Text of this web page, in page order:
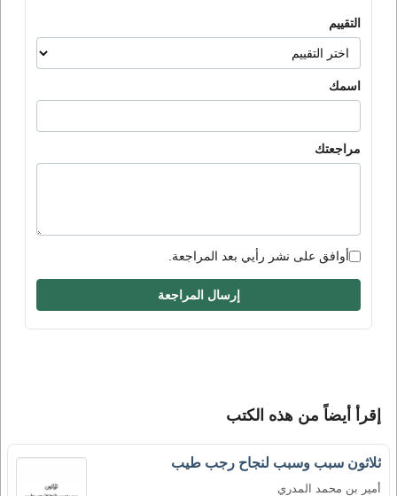
التقييم
اسمك
مراجعتك
أوافق على نشر رأيي بعد المراجعة.
إرسال المراجعة
إقرأ أيضاً من هذه الكتب
ثلاثون سبب وسبب لنجاح رجب طيب
أمير بن محمد المدري